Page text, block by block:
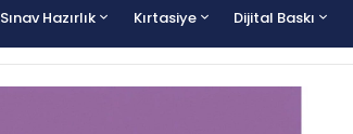
Sınav Hazırlık Kırtasiye Dijital Baskı